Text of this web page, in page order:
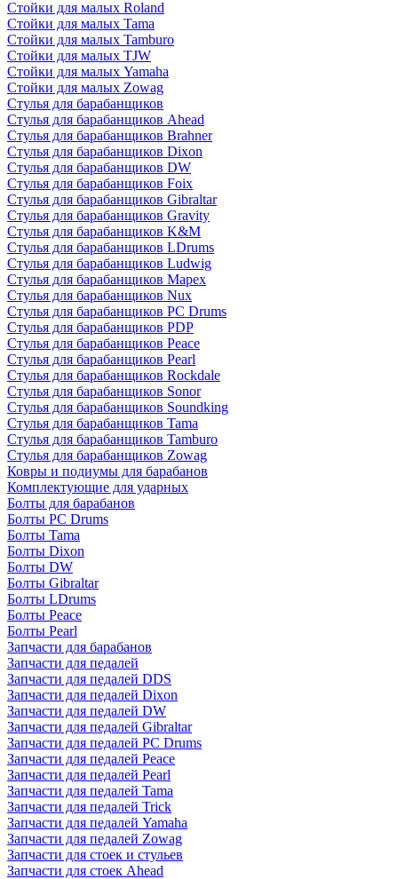
Стойки для малых Roland
Стойки для малых Tama
Стойки для малых Tamburo
Стойки для малых TJW
Стойки для малых Yamaha
Стойки для малых Zowag
Стулья для барабанщиков
Стулья для барабанщиков Ahead
Стулья для барабанщиков Brahner
Стулья для барабанщиков Dixon
Стулья для барабанщиков DW
Стулья для барабанщиков Foix
Стулья для барабанщиков Gibraltar
Стулья для барабанщиков Gravity
Стулья для барабанщиков K&M
Стулья для барабанщиков LDrums
Стулья для барабанщиков Ludwig
Стулья для барабанщиков Mapex
Стулья для барабанщиков Nux
Стулья для барабанщиков PC Drums
Стулья для барабанщиков PDP
Стулья для барабанщиков Peace
Стулья для барабанщиков Pearl
Стулья для барабанщиков Rockdale
Стулья для барабанщиков Sonor
Стулья для барабанщиков Soundking
Стулья для барабанщиков Tama
Стулья для барабанщиков Tamburo
Стулья для барабанщиков Zowag
Ковры и подиумы для барабанов
Комплектующие для ударных
Болты для барабанов
Болты PC Drums
Болты Tama
Болты Dixon
Болты DW
Болты Gibraltar
Болты LDrums
Болты Peace
Болты Pearl
Запчасти для барабанов
Запчасти для педалей
Запчасти для педалей DDS
Запчасти для педалей Dixon
Запчасти для педалей DW
Запчасти для педалей Gibraltar
Запчасти для педалей PC Drums
Запчасти для педалей Peace
Запчасти для педалей Pearl
Запчасти для педалей Tama
Запчасти для педалей Trick
Запчасти для педалей Yamaha
Запчасти для педалей Zowag
Запчасти для стоек и стульев
Запчасти для стоек Ahead